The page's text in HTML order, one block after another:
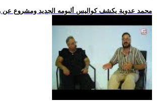
.. محمد عدوية يكشف كواليس ألبومه الجديد ومشروع عن